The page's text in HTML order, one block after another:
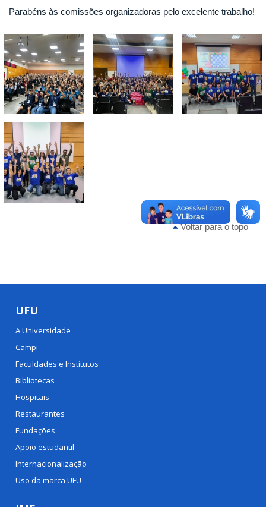
Parabéns às comissões organizadoras pelo excelente trabalho!
Voltar para o topo
UFU
A Universidade
Campi
Faculdades e Institutos
Bibliotecas
Hospitais
Restaurantes
Fundações
Apoio estudantil
Internacionalização
Uso da marca UFU